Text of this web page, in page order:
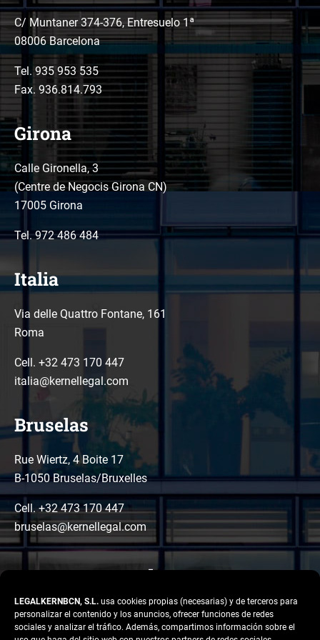
LEGALKERNBCN, S.L. usa cookies propias (necesarias) y de terceros para
personalizar el contenido y los anuncios, ofrecer funciones de redes
sociales y analizar el tráfico. Además, compartimos información sobre el
C/ Muntaner 374-376, Entresuelo 1ª
08006 Barcelona
Tel. 935 953 535
Fax. 936.814.793
Girona
Calle Gironella, 3
(Centre de Negocis Girona CN)
17005 Girona
Tel.972 486 484
Italia
Via delle Quattro Fontane, 161
Roma
Cell. +32 473 170 447
italia@kernellegal.com
Bruselas
Rue Wiertz, 4 Boite 17
B-1050 Bruselas/Bruxelles
Cell. +32 473 170 447
bruselas@kernellegal.com